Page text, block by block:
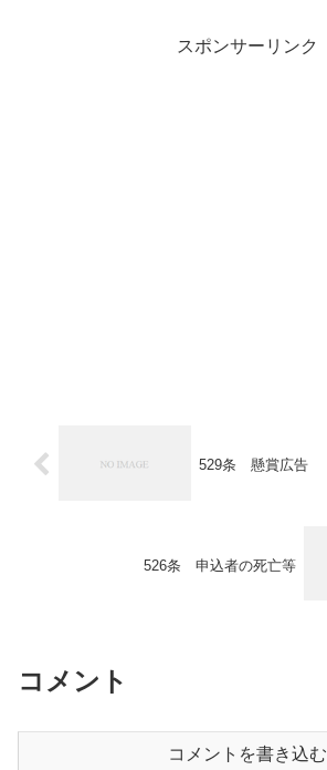
スポンサーリンク
529条 懸賞広告
526条 申込者の死亡等
コメント
コメントを書き込む